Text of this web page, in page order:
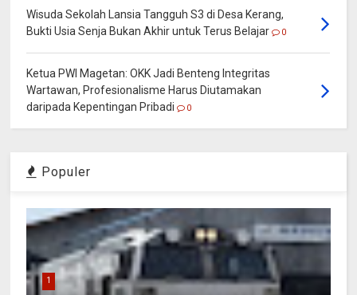
Wisuda Sekolah Lansia Tangguh S3 di Desa Kerang,
Bukti Usia Senja Bukan Akhir untuk Terus Belajar
0
Ketua PWI Magetan: OKK Jadi Benteng Integritas
Wartawan, Profesionalisme Harus Diutamakan
daripada Kepentingan Pribadi
0
Populer
1